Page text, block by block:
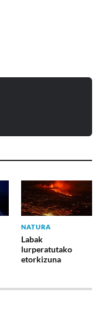
NATURA
Labak
lurperatutako
etorkizuna